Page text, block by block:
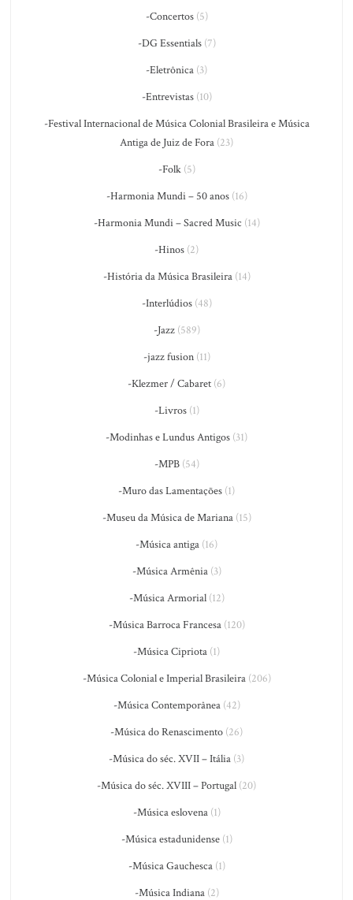
-Concertos(5)
-DG Essentials(7)
-Eletrônica (3)
-Entrevistas(10)
-Festival Internacional de Música Colonial Brasileira e Música
Antiga de Juiz de Fora (23)
-Folk(5)
-Harmonia Mundi – 50 anos(16)
-Harmonia Mundi – Sacred Music (14)
-Hinos (2)
-História da Música Brasileira(14)
-Interlúdios(48)
-Jazz(589)
-jazz fusion(11)
-Klezmer / Cabaret (6)
-Livros(1)
-Modinhas e Lundus Antigos (31)
-MPB(54)
-Muro das Lamentações (1)
-Museu da Música de Mariana(15)
-Música antiga (16)
-Música Armênia(3)
-Música Armorial(12)
-Música Barroca Francesa(120)
-Música Cipriota (1)
-Música Colonial e Imperial Brasileira(206)
-Música Contemporânea(42)
-Música do Renascimento (26)
-Música do séc. XVII – Itália (3)
-Música do séc. XVIII – Portugal (20)
-Música eslovena(1)
-Música estadunidense(1)
-Música Gauchesca(1)
-Música Indiana(2)